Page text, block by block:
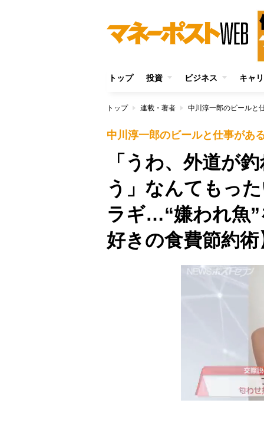
トップ 投資 ビジネス キャ
トップ 連載・著者 中川淳一郎のビールと
中川淳一郎のビールと仕事があ
「うわ、外道が
う」なんてもっ
ラギ…“嫌われ魚
好きの食費節約術